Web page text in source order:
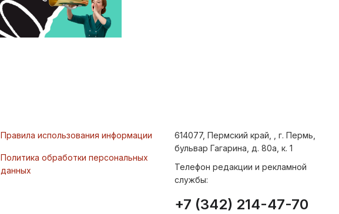
Правила использования информации
Политика обработки персональных
данных
614077, Пермский край, , г. Пермь,
бульвар Гагарина, д. 80а, к. 1
Телефон редакции и рекламной
службы:
+7 (342) 214-47-70